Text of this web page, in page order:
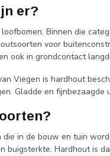
er?
Binnen die
voor
ook in grondcontact
Viegen is hardhout
Gladde en
in de bouw en tuin
Hardhout is